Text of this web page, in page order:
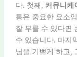
다. 첫째, 커뮤니케
통은 중요한 요소
잘 부를 수 있다면
수 있습니다. 마지
님을 기쁘게 하고,